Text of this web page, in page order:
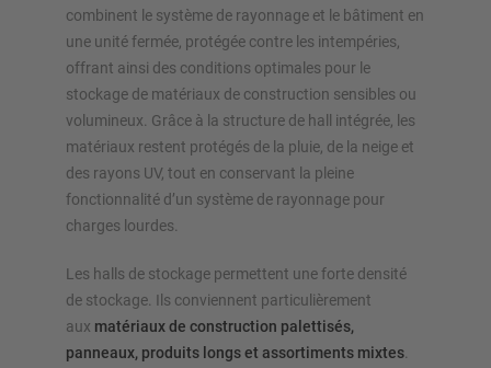
combinent le système de rayonnage et le bâtiment en
une unité fermée, protégée contre les intempéries,
offrant ainsi des conditions optimales pour le
stockage de matériaux de construction sensibles ou
volumineux. Grâce à la structure de hall intégrée, les
matériaux restent protégés de la pluie, de la neige et
des rayons UV, tout en conservant la pleine
fonctionnalité d’un système de rayonnage pour
charges lourdes.
Les halls de stockage permettent une forte densité
de stockage. Ils conviennent particulièrement
aux matériaux de construction palettisés,
panneaux, produits longs et assortiments mixtes.